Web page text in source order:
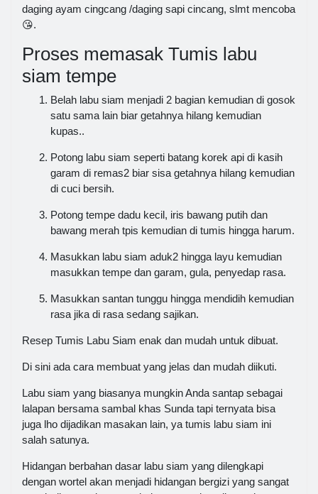
daging ayam cingcang /daging sapi cincang, slmt mencoba
😘.
Proses memasak Tumis labu
siam tempe
Belah labu siam menjadi 2 bagian kemudian di gosok
satu sama lain biar getahnya hilang kemudian
kupas..
Potong labu siam seperti batang korek api di kasih
garam di remas2 biar sisa getahnya hilang kemudian
di cuci bersih.
Potong tempe dadu kecil, iris bawang putih dan
bawang merah tpis kemudian di tumis hingga harum.
Masukkan labu siam aduk2 hingga layu kemudian
masukkan tempe dan garam, gula, penyedap rasa.
Masukkan santan tunggu hingga mendidih kemudian
rasa jika di rasa sedang sajikan.
Resep Tumis Labu Siam enak dan mudah untuk dibuat.
Di sini ada cara membuat yang jelas dan mudah diikuti.
Labu siam yang biasanya mungkin Anda santap sebagai
lalapan bersama sambal khas Sunda tapi ternyata bisa
juga lho dijadikan masakan lain, ya tumis labu siam ini
salah satunya.
Hidangan berbahan dasar labu siam yang dilengkapi
dengan wortel akan menjadi hidangan bergizi yang sangat